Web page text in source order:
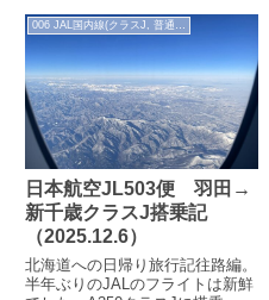
日本航空JL503便 羽田→
新千歳クラスJ搭乗記
（2025.12.6）
北海道への日帰り旅行記往路編。
半年ぶりのJALのフライトは新鮮